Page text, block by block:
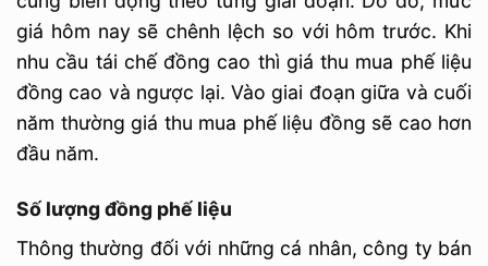
giá hôm nay sẽ chênh lệch so với hôm trước. Khi
nhu cầu tái chế đồng cao thì giá thu mua phế liệu
đồng cao và ngược lại. Vào giai đoạn giữa và cuối
năm thường giá thu mua phế liệu đồng sẽ cao hơn
đầu năm.
Số lượng đồng phế liệu
Thông thường đối với những cá nhân, công ty bán